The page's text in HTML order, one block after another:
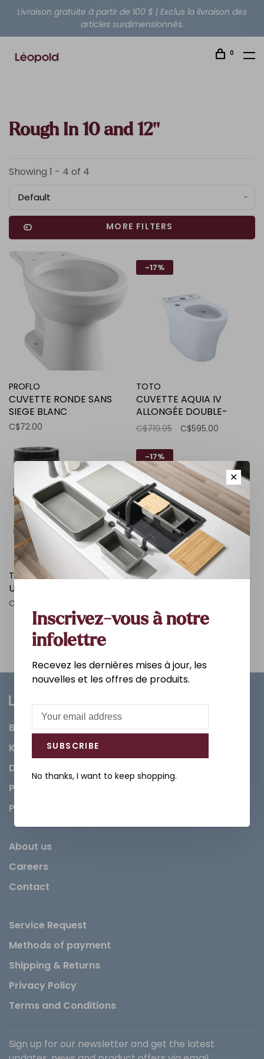
Livraison gratuite à partir de 100 $ | Exclus la livraison des
articles surdimensionnés.
0
Rough In 10 and 12''
Showing 1 - 4 of 4
Default
MORE FILTERS
PROFLO
CUVETTE RONDE SANS
SIEGE BLANC
C$72.00
-17%
TOTO
CUVETTE AQUIA IV
ALLONGÉE DOUBLE-
CHASSE 4.8L
C$719.95 C$595.00
TOTO
UNIFIT 10 POUCE
C$157.25
-17%
TOTO
C$361.25 C$299.00
Bathroom
Kitchen
Decorations & Accessories
Paints
Parts
About us
Careers
Contact
Service Request
Methods of payment
Shipping & Returns
Privacy Policy
Terms and Conditions
Sign up for our newsletter and get the latest
✕
Inscrivez-vous à notre
infolettre
Recevez les dernières mises à jour, les
nouvelles et les offres de produits.
SUBSCRIBE
No thanks, I want to keep shopping.